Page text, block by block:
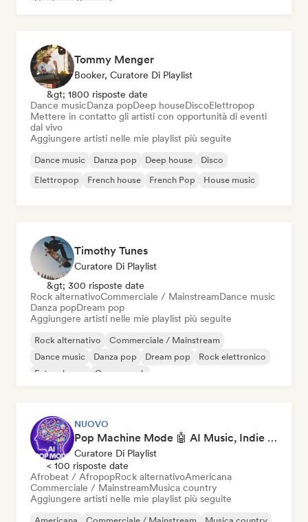
Tommy Menger
Booker, Curatore Di Playlist
&gt; 1800 risposte date
Dance musicDanza popDeep houseDiscoElettropop
Mettere in contatto gli artisti con opportunità di eventi
dal vivo
Aggiungere artisti nelle mie playlist più seguite
Dance music Danza pop Deep house
Disco
Elettropop
French house French Pop House music
Timothy Tunes
Curatore Di Playlist
&gt; 300 risposte date
Rock alternativoCommerciale / MainstreamDance music
Danza popDream pop
Aggiungere artisti nelle mie playlist più seguite
Rock alternativo
Commerciale / Mainstream
Dance music
Danza pop Dream pop
Rock elettronico
Future house
Garage rock
NUOVO
Pop Machine Mode 🤖 AI Music, Indie Pop & Dream Pop
Curatore Di Playlist
< 100 risposte date
Afrobeat / AfropopRock alternativoAmericana
Commerciale / MainstreamMusica country
Aggiungere artisti nelle mie playlist più seguite